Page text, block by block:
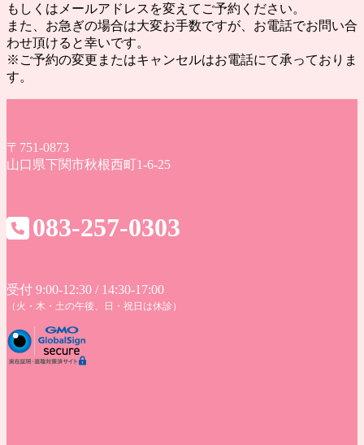
もしくはメールアドレスを変えてご予約ください。
また、お急ぎの場合は大変お手数ですが、お電話でお問い合
わせ頂けると幸いです。
※ご予約の変更またはキャンセルはお電話にて承っておりま
す。
〒751-0873
山口県下関市秋根西町1-6-25
083-257-0303
受付 9:00-12:30 / 14:30-17:00
（火・木・土の午後、日・祝日は休診）